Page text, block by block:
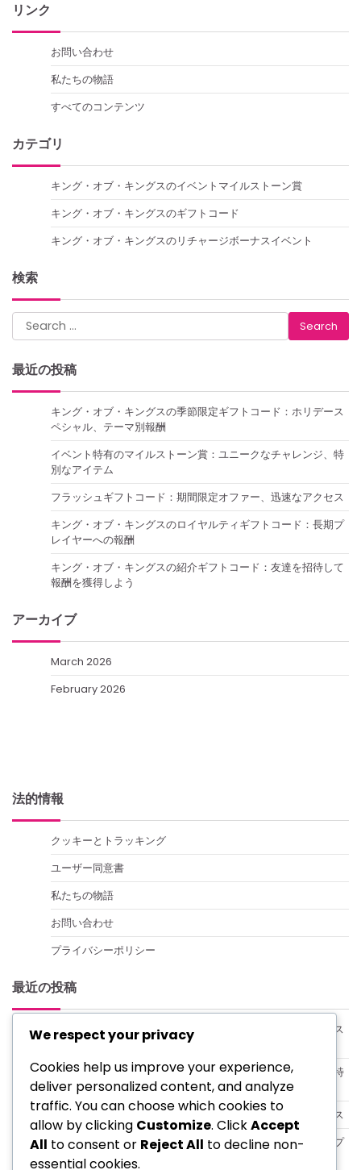
リンク
お問い合わせ
私たちの物語
すべてのコンテンツ
カテゴリ
キング・オブ・キングスのイベントマイルストーン賞
キング・オブ・キングスのギフトコード
キング・オブ・キングスのリチャージボーナスイベント
検索
Search
for:
最近の投稿
キング・オブ・キングスの季節限定ギフトコード：ホリデース
ペシャル、テーマ別報酬
イベント特有のマイルストーン賞：ユニークなチャレンジ、特
別なアイテム
フラッシュギフトコード：期間限定オファー、迅速なアクセス
キング・オブ・キングスのロイヤルティギフトコード：長期プ
レイヤーへの報酬
キング・オブ・キングスの紹介ギフトコード：友達を招待して
報酬を獲得しよう
アーカイブ
March 2026
February 2026
法的情報
クッキーとトラッキング
ユーザー同意書
私たちの物語
お問い合わせ
プライバシーポリシー
最近の投稿
キング・オブ・キングスの季節限定ギフトコード：ホリデース
ペシャル、テーマ別報酬
イベント特有のマイルストーン賞：ユニークなチャレンジ、特
別なアイテム
フラッシュギフトコード：期間限定オファー、迅速なアクセス
キング・オブ・キングスのロイヤルティギフトコード：長期プ
レイヤーへの報酬
We respect your privacy
Cookies help us improve your experience,
deliver personalized content, and analyze
traffic. You can choose which cookies to
allow by clicking Customize. ClickAccept
All to consent or Reject All to decline non-
essential cookies.